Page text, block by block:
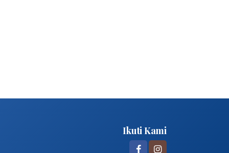
Ikuti Kami